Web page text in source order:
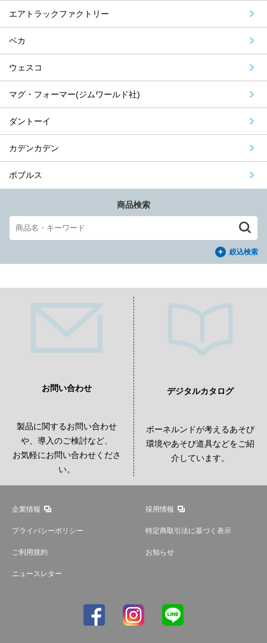
エアトラックファクトリー
ベカ
ウェスコ
マグ・フォーマー(ジムワールド社)
ダントーイ
カデンカデン
ボブルス
商品検索
絞込検索
お問い合わせ
製品に関するお問い合わせ
や、導入のご検討など、
お気軽にお問い合わせくださ
い。
デジタルカタログ
ボーネルンドが考えるあそび
環境やあそび道具などをご紹
介しています。
企業情報 採用情報
プライバシーポリシー 特定商取引法に基づく表示
ご利用規約 お知らせ
ニュースレター